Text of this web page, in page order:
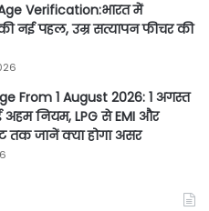
Verification:भारत में
नई पहल, उम्र सत्यापन फीचर की
From 1 August 2026: 1 अगस्त
नियम, LPG से EMI और
तक जानें क्या होगा असर